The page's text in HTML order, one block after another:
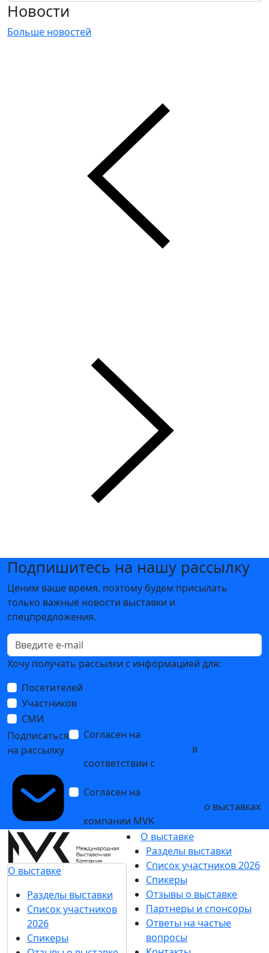
Новости
Больше новостей
Подпишитесь на нашу рассылку
Ценим ваше время, поэтому будем присылать
только важные новости выставки и
спецпредложения.
Хочу получать рассылки с информацией для:
Посетителей
Участников
СМИ
Подписаться
на рассылку
Согласен на
в
соответствии с
Согласен на
о выставках
компании MVK
О выставке
Разделы выставки
Список участников
2026
Спикеры
О выставке
Разделы выставки
Список участников 2026
Спикеры
Отзывы о выставке
Партнеры и спонсоры
Ответы на частые
вопросы